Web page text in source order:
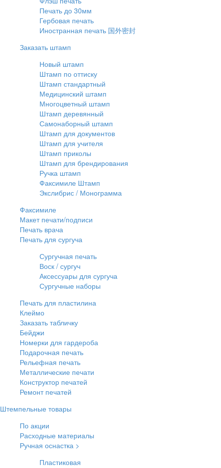
Печать до 30мм
Гербовая печать
Иностранная печать 国外密封
Заказать штамп
Новый штамп
Штамп по оттиску
Штамп стандартный
Медицинский штамп
Многоцветный штамп
Штамп деревянный
Самонаборный штамп
Штамп для документов
Штамп для учителя
Штамп приколы
Штамп для брендирования
Ручка штамп
Факсимиле Штамп
Экслибрис / Монограмма
Факсимиле
Макет печати/подписи
Печать врача
Печать для сургуча
Сургучная печать
Воск / сургуч
Аксессуары для сургуча
Сургучные наборы
Печать для пластилина
Клеймо
Заказать табличку
Бейджи
Номерки для гардероба
Подарочная печать
Рельефная печать
Металлические печати
Конструктор печатей
Ремонт печатей
Штемпельные товары
По акции
Расходные материалы
Ручная оснастка >
Пластиковая